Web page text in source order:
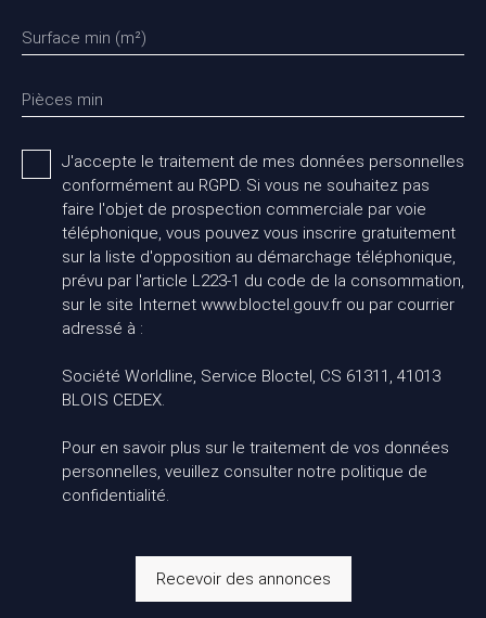
Surface min (m²)
Pièces min
J'accepte le traitement de mes données personnelles
conformément au RGPD. Si vous ne souhaitez pas
faire l'objet de prospection commerciale par voie
téléphonique, vous pouvez vous inscrire gratuitement
sur la liste d'opposition au démarchage téléphonique,
prévu par l'article L223-1 du code de la consommation,
sur le site Internet www.bloctel.gouv.fr ou par courrier
adressé à :
Société Worldline, Service Bloctel, CS 61311, 41013
BLOIS CEDEX.
Pour en savoir plus sur le traitement de vos données
personnelles, veuillez consulter notre politique de
confidentialité.
Recevoir des annonces